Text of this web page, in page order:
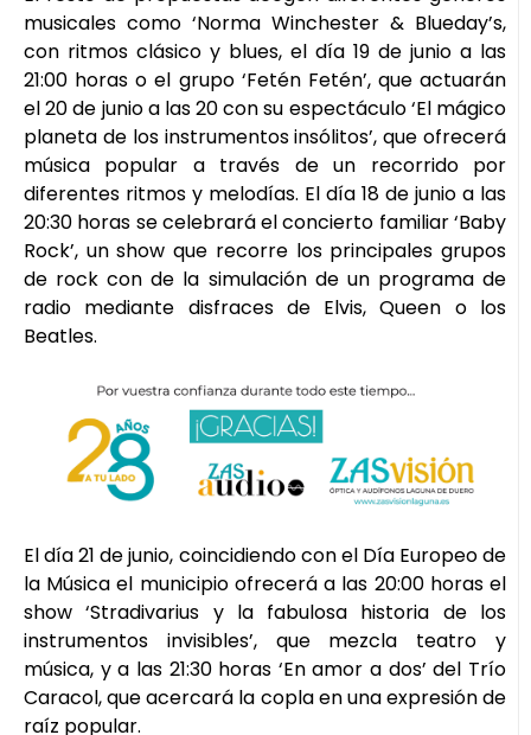
musicales como ‘Norma Winchester & Blueday’s,
con ritmos clásico y blues, el día 19 de junio a las
21:00 horas o el grupo ‘Fetén Fetén’, que actuarán
el 20 de junio a las 20 con su espectáculo ‘El mágico
planeta de los instrumentos insólitos’, que ofrecerá
música popular a través de un recorrido por
diferentes ritmos y melodías. El día 18 de junio a las
20:30 horas se celebrará el concierto familiar ‘Baby
Rock’, un show que recorre los principales grupos
de rock con de la simulación de un programa de
radio mediante disfraces de Elvis, Queen o los
Beatles.
El día 21 de junio, coincidiendo con el Día Europeo de
la Música el municipio ofrecerá a las 20:00 horas el
show ‘Stradivarius y la fabulosa historia de los
instrumentos invisibles’, que mezcla teatro y
música, y a las 21:30 horas ‘En amor a dos’ del Trío
Caracol, que acercará la copla en una expresión de
raíz popular.